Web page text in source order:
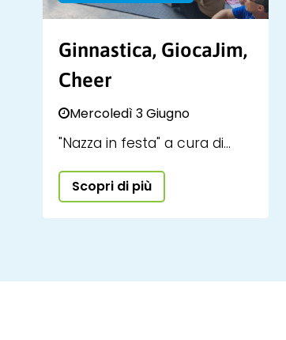
Ginnastica, GiocaJim,
Cheer
Mercoledì 3 Giugno
"Nazza in festa" a cura di
Polisportiva Nazareno
Scopri di più